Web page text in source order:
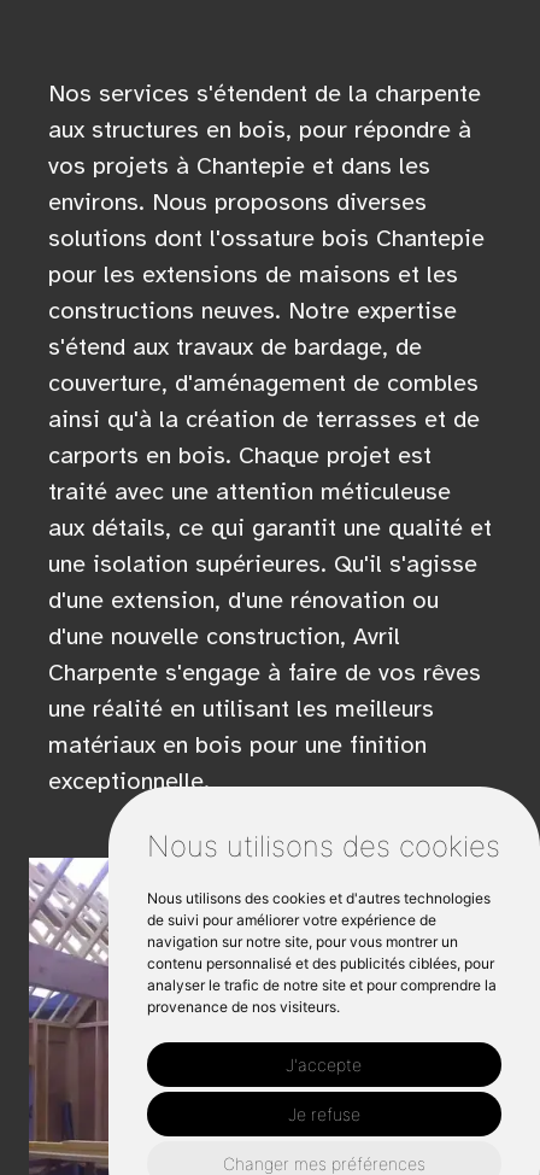
Nous utilisons des cookies
Nous utilisons des cookies et d'autres technologies
de suivi pour améliorer votre expérience de
navigation sur notre site, pour vous montrer un
contenu personnalisé et des publicités ciblées, pour
analyser le trafic de notre site et pour comprendre la
provenance de nos visiteurs.
J'accepte
Je refuse
Changer mes préférences
Nos services s'étendent de la charpente
aux structures en bois, pour répondre à
vos projets à Chantepie et dans les
environs. Nous proposons diverses
solutions dont l'ossature bois Chantepie
pour les extensions de maisons et les
constructions neuves. Notre expertise
s'étend aux travaux de bardage, de
couverture, d'aménagement de combles
ainsi qu'à la création de terrasses et de
carports en bois. Chaque projet est
traité avec une attention méticuleuse
aux détails, ce qui garantit une qualité et
une isolation supérieures. Qu'il s'agisse
d'une extension, d'une rénovation ou
d'une nouvelle construction, Avril
Charpente s'engage à faire de vos rêves
une réalité en utilisant les meilleurs
matériaux en bois pour une finition
exceptionnelle.